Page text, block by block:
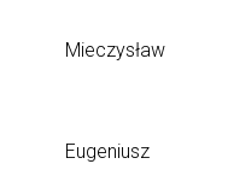
Mieczysław
Eugeniusz